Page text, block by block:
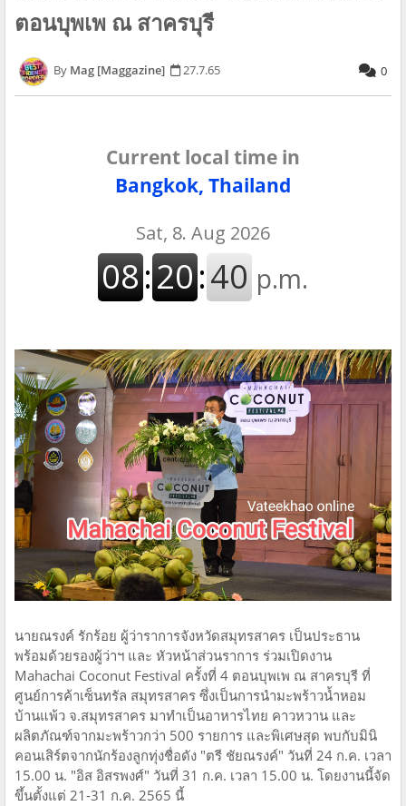
ตอนบุพเพ ณ สาครบุรี
Mag [Maggazine] 27.7.65 0
Current local time in
Bangkok, Thailand
นายณรงค์ รักร้อย ผู้ว่าราการจังหวัดสมุทรสาคร เป็นประธาน
พร้อมด้วยรองผู้ว่าฯ และ หัวหน้าส่วนราการ ร่วมเปิดงาน
Mahachai Coconut Festival ครั้งที่ 4 ตอนบุพเพ ณ สาครบุรี ที่
ศูนย์การค้าเซ็นทรัล สมุทรสาคร ซึ่งเป็นการนำมะพร้าวน้ำหอม
บ้านแพ้ว จ.สมุทรสาคร มาทำเป็นอาหารไทย คาวหวาน และ
ผลิตภัณฑ์จากมะพร้าวกว่า 500 รายการ และพิเศษสุด พบกับมินิ
คอนเสิร์ตจากนักร้องลูกทุ่งชื่อดัง "ตรี ชัยณรงค์" วันที่ 24 ก.ค. เวลา
15.00 น. "อิส อิสรพงศ์" วันที่ 31 ก.ค. เวลา 15.00 น. โดยงานนี้จัด
ขึ้นตั้งแต่ 21-31 ก.ค. 2565 นี้